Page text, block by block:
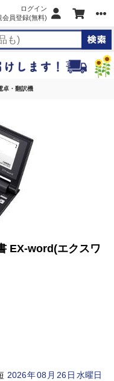
ログイン
会員登録(無料)
卓・翻訳機
EX-word(エクスワ
2026年08 月 26日水曜日